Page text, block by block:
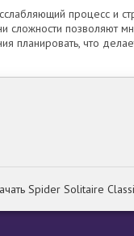
процесс и
сложности позволяют
планировать, что
Spider Solitaire